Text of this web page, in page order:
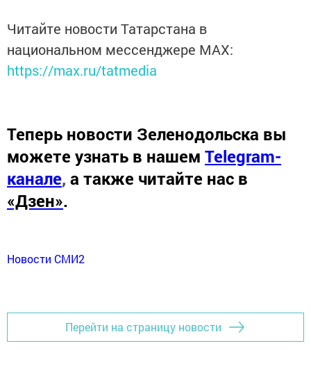
Читайте новости Татарстана в
национальном мессенджере MАХ:
https://max.ru/tatmedia
Теперь новости Зеленодольска вы
можете узнать в нашем Telegram-
канале, а также читайте нас в
«Дзен».
Новости СМИ2
Перейти на страницу новости